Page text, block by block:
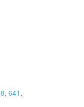
, 641 ,